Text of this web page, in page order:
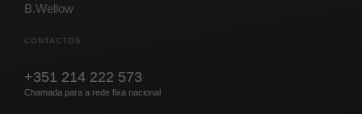
B.Wellow
CONTACTOS
+351 214 222 573
Chamada para a rede fixa nacional